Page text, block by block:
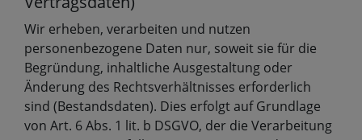
Wir erheben, verarbeiten und nutzen
personenbezogene Daten nur, soweit sie für die
Begründung, inhaltliche Ausgestaltung oder
Änderung des Rechtsverhältnisses erforderlich
sind (Bestandsdaten). Dies erfolgt auf Grundlage
von Art. 6 Abs. 1 lit. b DSGVO, der die Verarbeitung